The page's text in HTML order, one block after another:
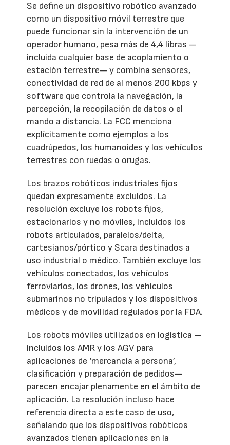
Se define un dispositivo robótico avanzado
como un dispositivo móvil terrestre que
puede funcionar sin la intervención de un
operador humano, pesa más de 4,4 libras —
incluida cualquier base de acoplamiento o
estación terrestre— y combina sensores,
conectividad de red de al menos 200 kbps y
software que controla la navegación, la
percepción, la recopilación de datos o el
mando a distancia. La FCC menciona
explícitamente como ejemplos a los
cuadrúpedos, los humanoides y los vehículos
terrestres con ruedas o orugas.
Los brazos robóticos industriales fijos
quedan expresamente excluidos. La
resolución excluye los robots fijos,
estacionarios y no móviles, incluidos los
robots articulados, paralelos/delta,
cartesianos/pórtico y Scara destinados a
uso industrial o médico. También excluye los
vehículos conectados, los vehículos
ferroviarios, los drones, los vehículos
submarinos no tripulados y los dispositivos
médicos y de movilidad regulados por la FDA.
Los robots móviles utilizados en logística —
incluidos los AMR y los AGV para
aplicaciones de ‘mercancía a persona’,
clasificación y preparación de pedidos—
parecen encajar plenamente en el ámbito de
aplicación. La resolución incluso hace
referencia directa a este caso de uso,
señalando que los dispositivos robóticos
avanzados tienen aplicaciones en la